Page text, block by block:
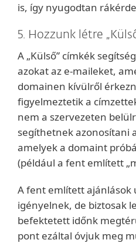
is, így nyugodtan
5. Hozzunk létre
A „Külső” címkék
azokat az e-maileket,
domainen kívülről
figyelmeztetik a
nem a szervezeten
segíthetnek azonosítani
amelyek a domaint
(például a fent említett
A fent említett ajánlások
igényelnek, de biztosak
befektetett időnk
pont ezáltal óvjuk meg